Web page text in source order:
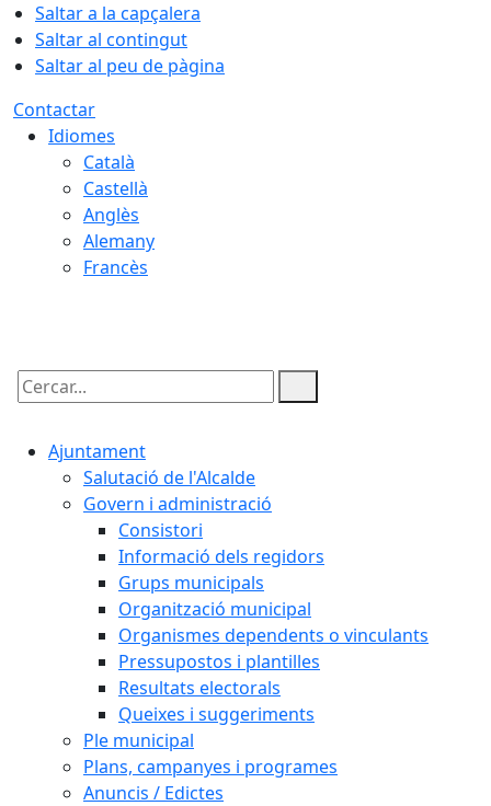
Saltar a la capçalera
Saltar al contingut
Saltar al peu de pàgina
Contactar
Idiomes
Català
Castellà
Anglès
Alemany
Francès
Cercar:
Ajuntament
Salutació de l'Alcalde
Govern i administració
Consistori
Informació dels regidors
Grups municipals
Organització municipal
Organismes dependents o vinculants
Pressupostos i plantilles
Resultats electorals
Queixes i suggeriments
Ple municipal
Plans, campanyes i programes
Anuncis / Edictes